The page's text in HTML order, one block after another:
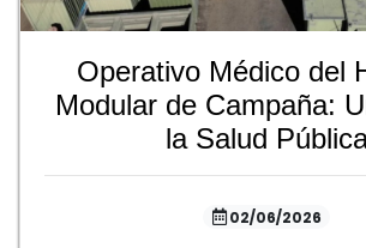
Operativo Médico del
Modular de Campaña:
la Salud
02/06/2026